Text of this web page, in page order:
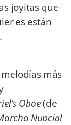
joyitas que
están
más
Oboe(de
Nupcial